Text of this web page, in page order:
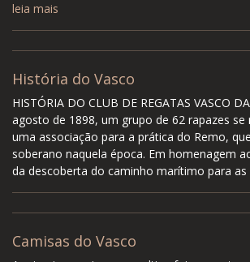
leia mais
História do Vasco
HISTÓRIA DO CLUB DE REGATAS VASCO
agosto de 1898, um grupo de 62 rapazes
uma associação para a prática do Remo,
soberano naquela época. Em homenagem
da descoberta do caminho marítimo para
Camisas do Vasco